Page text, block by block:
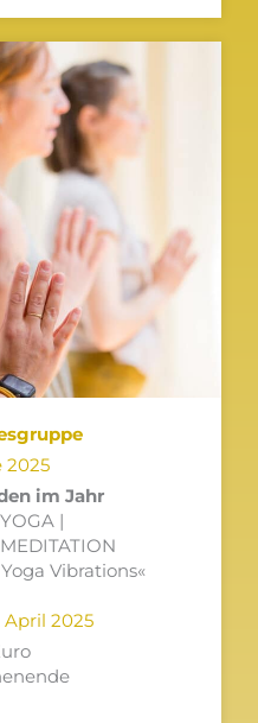
2025
im Jahr
|
Vibrations«
April 2025